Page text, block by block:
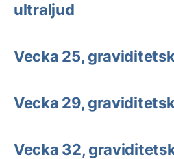
ultraljud
Vecka 25,
Vecka 29,
Vecka 32,